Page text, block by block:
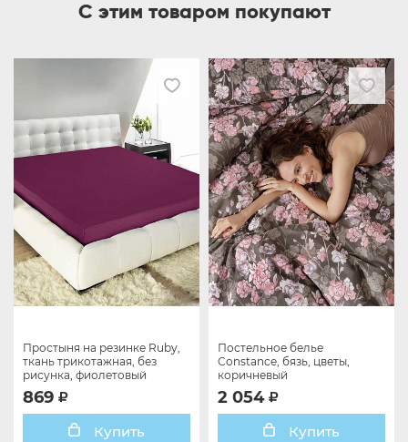
С этим товаром покупают
Простыня на резинке Ruby,
ткань трикотажная, без
рисунка, фиолетовый
869
Купить
Постельное белье
Constance, бязь, цветы,
коричневый
2 054
Купить